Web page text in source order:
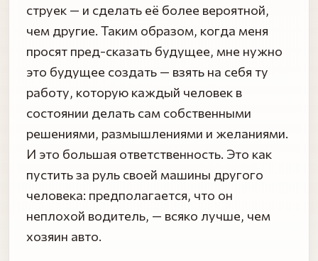
струек — и сделать её более вероятной,
чем другие. Таким образом, когда меня
просят пред-сказать будущее, мне нужно
это будущее создать — взять на себя ту
работу, которую каждый человек в
состоянии делать сам собственными
решениями, размышлениями и желаниями.
И это большая ответственность. Это как
пустить за руль своей машины другого
человека: предполагается, что он
неплохой водитель, — всяко лучше, чем
хозяин авто.